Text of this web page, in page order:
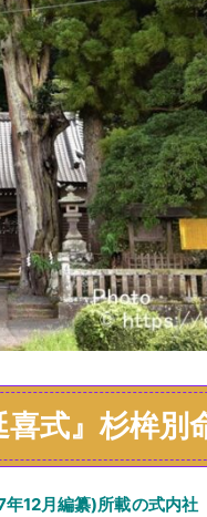
式』杉桙別
年12月編纂)所載の式内社